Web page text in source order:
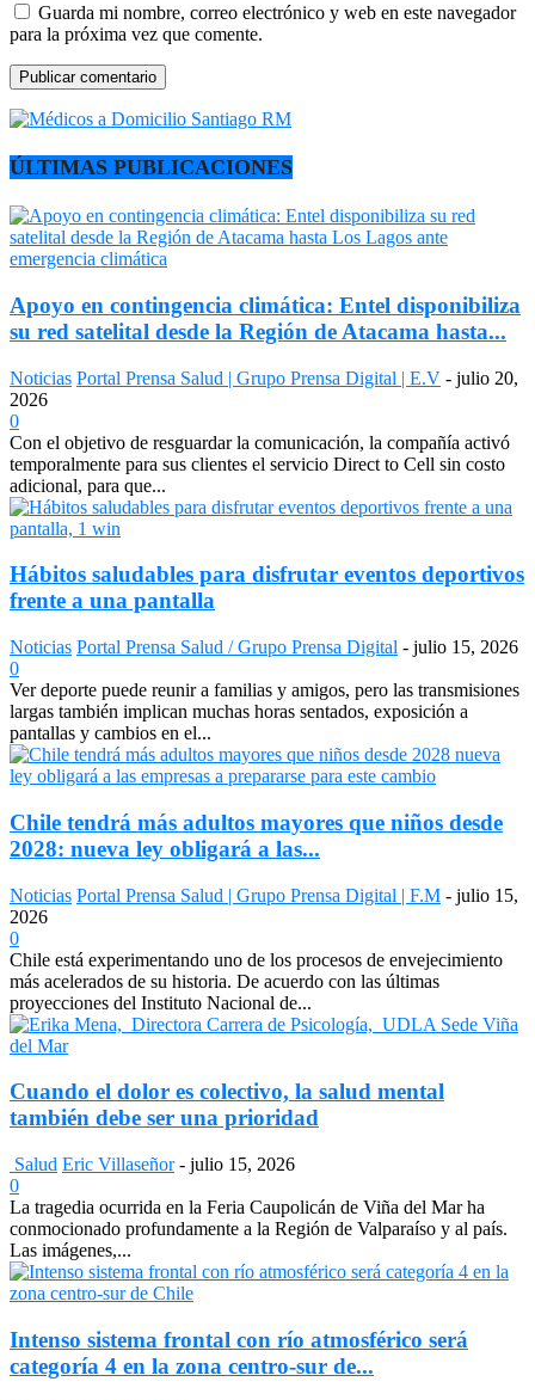
Guarda mi nombre, correo electrónico y web en este navegador
para la próxima vez que comente.
ÚLTIMAS PUBLICACIONES
Apoyo en contingencia climática: Entel disponibiliza
su red satelital desde la Región de Atacama hasta...
Noticias Portal Prensa Salud | Grupo Prensa Digital | E.V - julio 20,
2026
0
Con el objetivo de resguardar la comunicación, la compañía activó
temporalmente para sus clientes el servicio Direct to Cell sin costo
adicional, para que...
Hábitos saludables para disfrutar eventos deportivos
frente a una pantalla
Noticias Portal Prensa Salud / Grupo Prensa Digital - julio 15, 2026
0
Ver deporte puede reunir a familias y amigos, pero las transmisiones
largas también implican muchas horas sentados, exposición a
pantallas y cambios en el...
Chile tendrá más adultos mayores que niños desde
2028: nueva ley obligará a las...
Noticias Portal Prensa Salud | Grupo Prensa Digital | F.M - julio 15,
2026
0
Chile está experimentando uno de los procesos de envejecimiento
más acelerados de su historia. De acuerdo con las últimas
proyecciones del Instituto Nacional de...
Cuando el dolor es colectivo, la salud mental
también debe ser una prioridad
Salud Eric Villaseñor - julio 15, 2026
0
La tragedia ocurrida en la Feria Caupolicán de Viña del Mar ha
conmocionado profundamente a la Región de Valparaíso y al país.
Las imágenes,...
Intenso sistema frontal con río atmosférico será
categoría 4 en la zona centro-sur de...